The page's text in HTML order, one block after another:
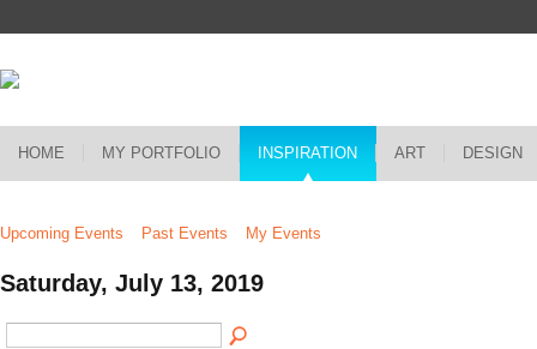
HOME MY PORTFOLIO INSPIRATION ART DESIGN
Upcoming Events Past Events My Events
Saturday, July 13, 2019